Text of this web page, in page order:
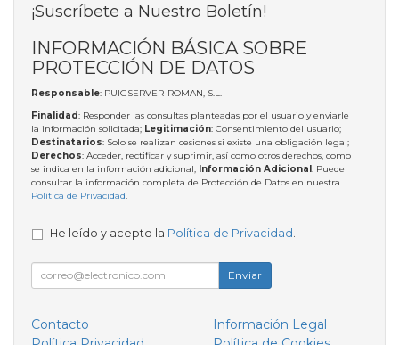
¡Suscríbete a Nuestro Boletín!
INFORMACIÓN BÁSICA SOBRE
PROTECCIÓN DE DATOS
Responsable: PUIGSERVER-ROMAN, S.L.
Finalidad: Responder las consultas planteadas por el usuario y enviarle
la información solicitada; Legitimación: Consentimiento del usuario;
Destinatarios: Solo se realizan cesiones si existe una obligación legal;
Derechos: Acceder, rectificar y suprimir, así como otros derechos, como
se indica en la información adicional; Información Adicional: Puede
consultar la información completa de Protección de Datos en nuestra
Política de Privacidad.
He leído y acepto la Política de Privacidad
Enviar
Contacto
Información Legal